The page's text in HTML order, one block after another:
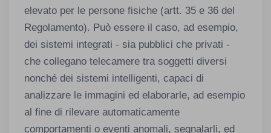
elevato per le persone fisiche (artt. 35 e 36 del
Regolamento). Può essere il caso, ad esempio,
dei sistemi integrati - sia pubblici che privati -
che collegano telecamere tra soggetti diversi
nonché dei sistemi intelligenti, capaci di
analizzare le immagini ed elaborarle, ad esempio
al fine di rilevare automaticamente
comportamenti o eventi anomali, segnalarli, ed